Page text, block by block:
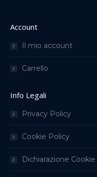
Account
Il mio account
Carrello
Info Legali
Privacy Policy
Cookie Policy
Dichiarazione Cookie